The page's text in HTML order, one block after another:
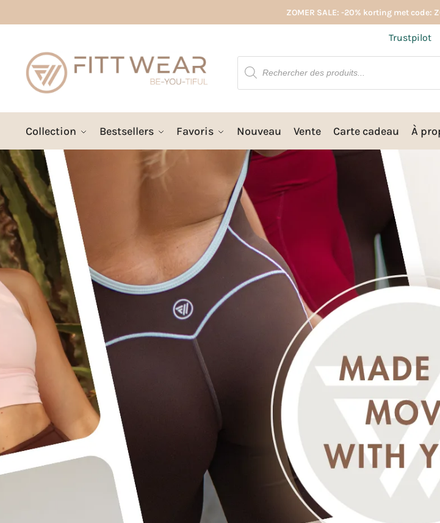
ZOMER SALE: -20% korting met code:
Trustpilot
Collection Bestsellers Favoris Nouveau Vente Carte cadeau À